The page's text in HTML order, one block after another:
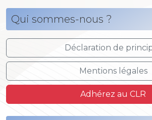
Qui sommes-nous ?
Déclaration de
Mentions légales
Adhérez au CLR